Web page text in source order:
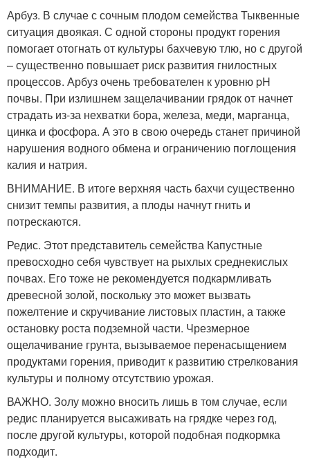
Арбуз. В случае с сочным плодом семейства Тыквенные
ситуация двоякая. С одной стороны продукт горения
помогает отогнать от культуры бахчевую тлю, но с другой
– существенно повышает риск развития гнилостных
процессов. Арбуз очень требователен к уровню pH
почвы. При излишнем защелачивании грядок от начнет
страдать из-за нехватки бора, железа, меди, марганца,
цинка и фосфора. А это в свою очередь станет причиной
нарушения водного обмена и ограничению поглощения
калия и натрия.
ВНИМАНИЕ. В итоге верхняя часть бахчи существенно
снизит темпы развития, а плоды начнут гнить и
потрескаются.
Редис. Этот представитель семейства Капустные
превосходно себя чувствует на рыхлых среднекислых
почвах. Его тоже не рекомендуется подкармливать
древесной золой, поскольку это может вызвать
пожелтение и скручивание листовых пластин, а также
остановку роста подземной части. Чрезмерное
ощелачивание грунта, вызываемое перенасыщением
продуктами горения, приводит к развитию стрелкования
культуры и полному отсутствию урожая.
ВАЖНО. Золу можно вносить лишь в том случае, если
редис планируется высаживать на грядке через год,
после другой культуры, которой подобная подкормка
подходит.